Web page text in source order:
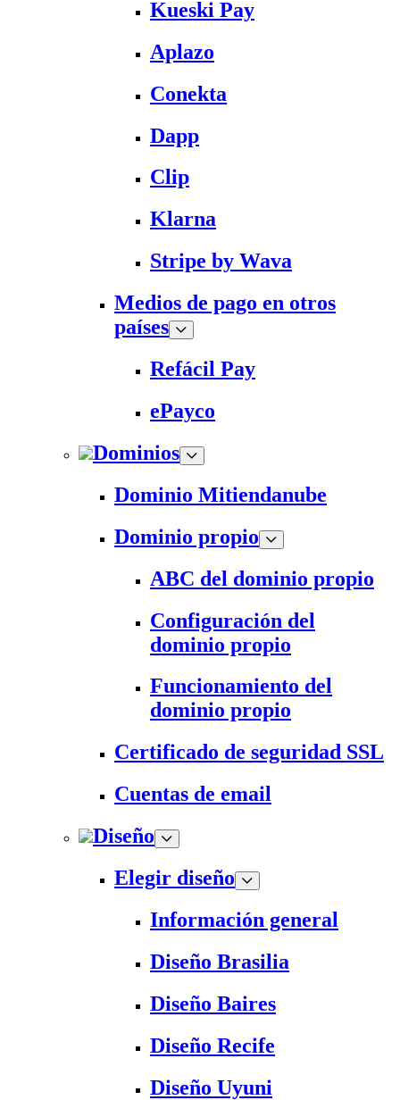
Kueski Pay
Aplazo
Conekta
Dapp
Clip
Klarna
Stripe by Wava
Medios de pago en otros
países
Refácil Pay
ePayco
Dominios
Dominio Mitiendanube
Dominio propio
ABC del dominio propio
Configuración del
dominio propio
Funcionamiento del
dominio propio
Certificado de seguridad SSL
Cuentas de email
Diseño
Elegir diseño
Información general
Diseño Brasilia
Diseño Baires
Diseño Recife
Diseño Uyuni